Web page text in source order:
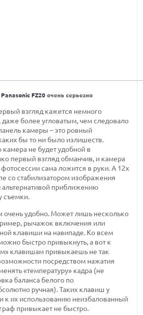
Panasonic FZ20 очень серьезно
взгляд кажется немного
более угловатым, чем следовало
камеры – это ровный
бы то ни было излишеств.
камера не будет удобной в
первый взгляд обманчив, и камера
сама ложится в руки. А 12х
со стабилизатором изображения
альтернативой приближению
съемки.
очень удобно. Может лишь несколько
рычажок включения или
клавиши на навипаде. Ко всем
быстро привыкнуть, а вот к
клавишам привыкаешь не так
посредством нажатия
«температуру» кадра (не
баланса белого по
ручная). Таких клавиш у
к их использованию неизбалованный
привыкает не быстро.